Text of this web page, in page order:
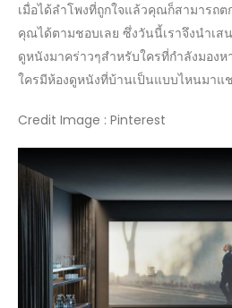
เมื่อได้ลำโพงที่ถูกใจแล้วคุณก็สามารถ
คุณได้ตามชอบเลย ซึ่งวันนี้เราจึงนำเส
ดูหนังมาคร่าวๆสำหรับใครที่กำลังมอง
ใครมีห้องดูหนังที่บ้านเป็นแบบไหนมาแ
Credit Image : Pinterest